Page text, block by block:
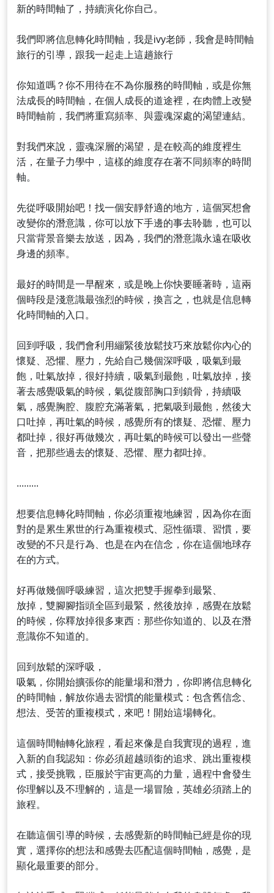
新的時間軸了，持續演化你自己。
我們即將信息轉化時間軸，我是ivy老師，我會是時間軸
旅行的引導，跟我一起走上這趟旅行
你知道嗎？你不用待在不為你服務的時間軸，或是你無
法成長的時間軸，在個人成長的道途裡，在肉體上改變
時間軸前，我們將重寫頻率、與靈魂深處的渴望連結。
對我們來說，靈魂深層的渴望，是在較高的維度裡生
活，在量子力學中，這樣的維度存在著不同頻率的時間
軸。
先從呼吸開始吧！找一個安靜舒適的地方，這個冥想會
改變你的潛意識，你可以放下手邊的事去聆聽，也可以
只當背景音樂去放送，因為，我們的潛意識永遠在吸收
身邊的頻率。
最好的時間是一早醒來，或是晚上你快要睡著時，這兩
個時段是淺意識最強烈的時候，換言之，也就是信息轉
化時間軸的入口。
回到呼吸，我們會利用繃緊後放鬆技巧來放鬆你內心的
懷疑、恐懼、壓力，先給自己幾個深呼吸，吸氣到最
飽，吐氣放掉，很好持續，吸氣到最飽，吐氣放掉，接
著去感覺吸氣的時候，氣從腹部胸口到鎖骨，持續吸
氣，感覺胸腔、腹腔充滿著氣，把氣吸到最飽，然後大
口吐掉，再吐氣的時候，感覺所有的懷疑、恐懼、壓力
都吐掉，很好再做幾次，再吐氣的時候可以發出一些聲
音，把那些過去的懷疑、恐懼、壓力都吐掉。
.........
想要信息轉化時間軸，你必須重複地練習，因為你在面
對的是累生累世的行為重複模式、惡性循環、習慣，要
改變的不只是行為、也是在內在信念，你在這個地球存
在的方式。
好再做幾個呼吸練習，這次把雙手握拳到最緊、
放掉，雙腳腳指頭全區到最緊，然後放掉，感覺在放鬆
的時候，你釋放掉很多東西：那些你知道的、以及在潛
意識你不知道的。
回到放鬆的深呼吸，
吸氣，你開始擴張你的能量場和潛力，你即將信息轉化
的時間軸，解放你過去習慣的能量模式：包含舊信念、
想法、受苦的重複模式，來吧！開始這場轉化。
這個時間軸轉化旅程，看起來像是自我實現的過程，進
入新的自我認知：你必須超越頭銜的追求、跳出重複模
式，接受挑戰，臣服於宇宙更高的力量，過程中會發生
你理解以及不理解的，這是一場冒險，英雄必須踏上的
旅程。
在聽這個引導的時候，去感覺新的時間軸已經是你的現
實，選擇你的想法和感覺去匹配這個時間軸，感覺，是
顯化最重要的部分。